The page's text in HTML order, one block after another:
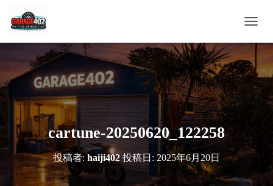
ビ
ー
シ
ョ
ン
え
cartune-20250620_122258
投稿者: haiji402投稿日: 2025年6月20日